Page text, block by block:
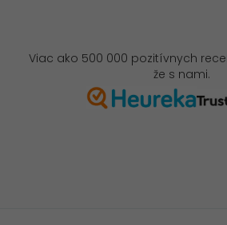
Viac ako 500 000 pozitívnych
že s nami.